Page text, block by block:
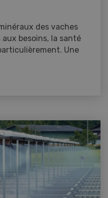
des vaches
besoins, la santé
Une